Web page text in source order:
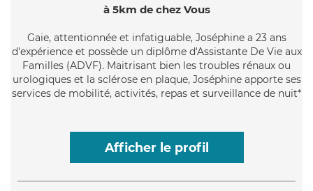
à 5km de chez Vous
Gaie, attentionnée et infatiguable, Joséphine a 23 ans
d'expérience et possède un diplôme d'Assistante De Vie aux
Familles (ADVF). Maitrisant bien les troubles rénaux ou
urologiques et la sclérose en plaque, Joséphine apporte ses
services de mobilité, activités, repas et surveillance de nuit*
Afficher le profil